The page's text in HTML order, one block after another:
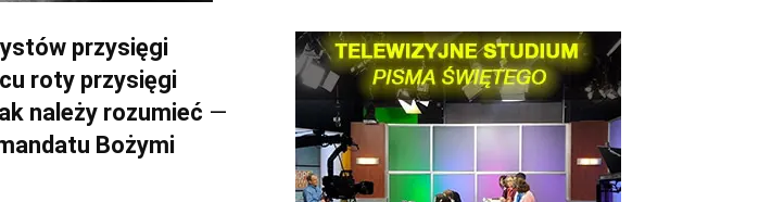
przysięgi
roty przysięgi
należy rozumieć —
Bożymi